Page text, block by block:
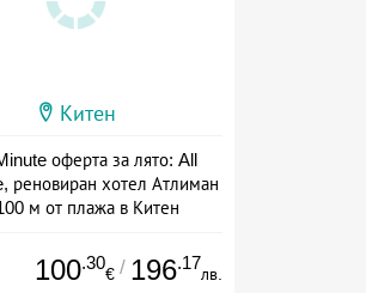
Китен
оферта за лято: All
реновиран хотел Атлиман
м от плажа в Китен
100.30
€ / 196.17
лв.